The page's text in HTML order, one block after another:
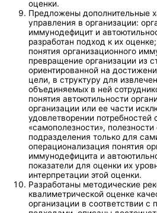
оценки.
Предложены дополнительные
управления в организации:
иммунодефицит и
разработан подход к их
понятия организационного
превращение организации из
ориентированной на
цели, в структуру для
объединяемых в ней
понятия автоютильности
организации или ее части
удовлетворении потребностей
«самополезности»,
подразделения только для
операционализация понятия
иммунодефицита и
показатели для оценки их
интерпретации этой оценки.
Разработаны методические
квалиметрической оценке
организации в соответствии